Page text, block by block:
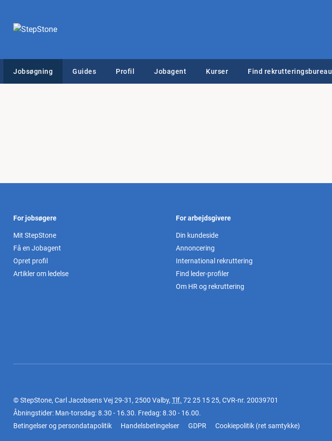
Jobsøgning Guides Profil Jobagent Kurser Find rekrutteringsbureau
For jobsøgere
Mit StepStone
Få en Jobagent
Opret profil
Artikler om ledelse
For arbejdsgivere
Din kundeside
Annoncering
International rekruttering
Find leder-profiler
Om HR og rekruttering
© StepStone, Carl Jacobsens Vej 29-31, 2500 Valby, Tlf. 72 25 15 25, CVR-nr. 20039701
Åbningstider: Man-torsdag: 8.30 - 16.30. Fredag: 8.30 - 16.00.
Betingelser og persondatapolitik
Handelsbetingelser GDPR Cookiepolitik (ret samtykke)